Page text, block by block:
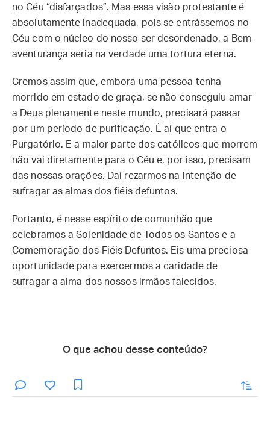
no Céu “disfarçados”. Mas essa visão protestante é
absolutamente inadequada, pois se entrássemos no
Céu com o núcleo do nosso ser desordenado, a Bem-
aventurança seria na verdade uma tortura eterna.
Cremos assim que, embora uma pessoa tenha
morrido em estado de graça, se não conseguiu amar
a Deus plenamente neste mundo, precisará passar
por um período de purificação. É aí que entra o
Purgatório. E a maior parte dos católicos que morrem
não vai diretamente para o Céu e, por isso, precisam
das nossas orações. Daí rezarmos na intenção de
sufragar as almas dos fiéis defuntos.
Portanto, é nesse espírito de comunhão que
celebramos a Solenidade de Todos os Santos e a
Comemoração dos Fiéis Defuntos. Eis uma preciosa
oportunidade para exercermos a caridade de
sufragar a alma dos nossos irmãos falecidos.
O que achou desse conteúdo?
enviar